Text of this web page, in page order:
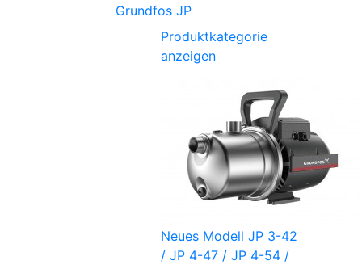
Grundfos JP
Produktkategorie
anzeigen
Neues Modell JP 3-42
/ JP 4-47 / JP 4-54 /